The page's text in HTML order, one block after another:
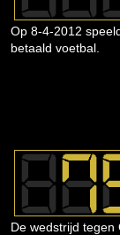
Op 8-4-2012
betaald voetbal.
De wedstrijd tegen